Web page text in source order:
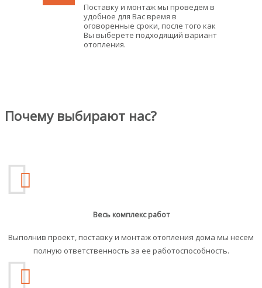
Поставку и монтаж мы проведем в
удобное для Вас время в
оговоренные сроки, после того как
Вы выберете подходящий вариант
отопления.
Почему выбирают нас?
Весь комплекс работ
Выполнив проект, поставку и монтаж отопления дома мы несем
полную ответственность за ее работоспособность.